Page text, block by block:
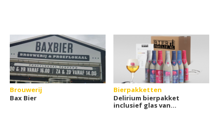
Brouwerij
Bax Bier
Bierpakketten
Delirium bierpakket
inclusief glas van